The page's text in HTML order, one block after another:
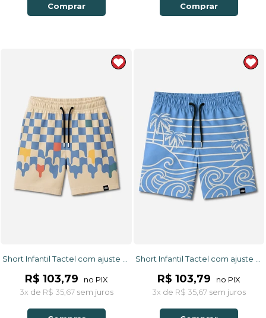
Comprar Comprar
Short Infantil Tactel com ajuste na cintura UV 50+ Off White com Azul Quadriculados
R$ 103,79
no PIX
3x de R$ 35,67sem juros
Short Infantil Tactel com ajuste na cintura e proteção UV 50+ Azul Beach On
R$ 103,79
no PIX
3x de R$ 35,67 sem juros